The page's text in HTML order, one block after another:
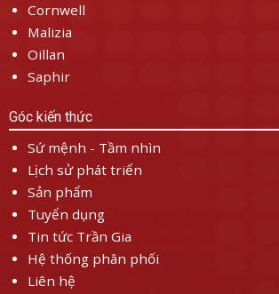
Cornwell
Malizia
Oillan
Saphir
Góc kiến thức
Sứ mệnh - Tầm nhìn
Lịch sử phát triển
Sản phẩm
Tuyển dụng
Tin tức Trần Gia
Hệ thống phân phối
Liên hệ